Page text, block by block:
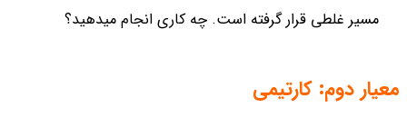
مسیر غلطی قرار گرفته است. چه کاری انجام میدهید؟
معیار دوم: کارتیمی